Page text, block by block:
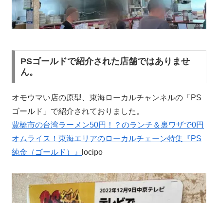
PSゴールドで紹介された店舗ではありませ
ん。
オモウマい店の原型、東海ローカルチャンネルの「PS
ゴールド」で紹介されておりました。
豊橋市の台湾ラーメン50円！？のランチ＆裏ワザで0円
オムライス！東海エリアのローカルチェーン特集『PS
純金（ゴールド）』
locipo